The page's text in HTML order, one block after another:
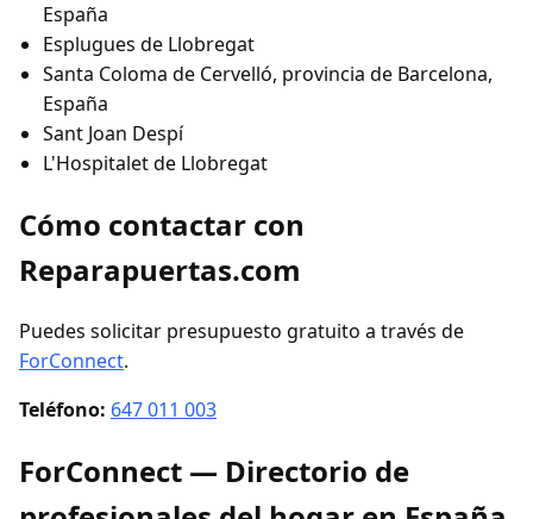
España
Esplugues de Llobregat
Santa Coloma de Cervelló, provincia de Barcelona,
España
Sant Joan Despí
L'Hospitalet de Llobregat
Cómo contactar con
Reparapuertas.com
Puedes solicitar presupuesto gratuito a través de
ForConnect.
Teléfono: 647 011 003
ForConnect — Directorio de